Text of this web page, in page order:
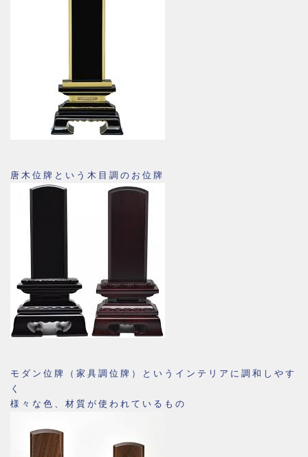
唐木位牌という木目調のお位牌
モダン位牌（家具調位牌）というインテリアに調和しやす
く
様々な色、材質が使われているもの